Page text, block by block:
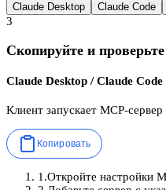
Claude Desktop Claude Code
3
Скопируйте и проверьте
Claude Desktop / Claude Code
Клиент запускает MCP-
Копировать
1 .Откройте настройки